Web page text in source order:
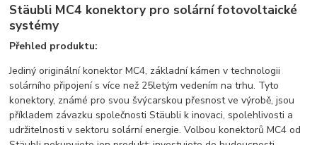
Stäubli MC4 konektory pro solární fotovoltaické
systémy
Přehled produktu:
Jediný originální konektor MC4, základní kámen v technologii
solárního připojení s více než 25letým vedením na trhu. Tyto
konektory, známé pro svou švýcarskou přesnost ve výrobě, jsou
příkladem závazku společnosti Stäubli k inovaci, spolehlivosti a
udržitelnosti v sektoru solární energie. Volbou konektorů MC4 od